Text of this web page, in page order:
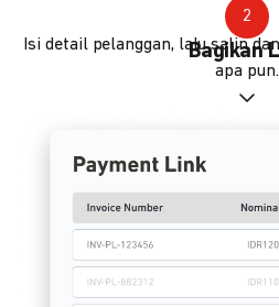
2
Bagikan
Isi detail pelanggan, lalu salin
apa pun.